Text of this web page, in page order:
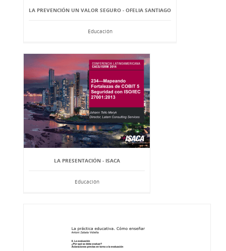
LA PREVENCIÓN UN VALOR SEGURO - OFELIA SANTIAGO
Educación
LA PRESENTACIÓN - ISACA
Educación